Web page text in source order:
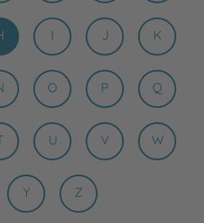
I J K
O P Q
U V W
Y Z